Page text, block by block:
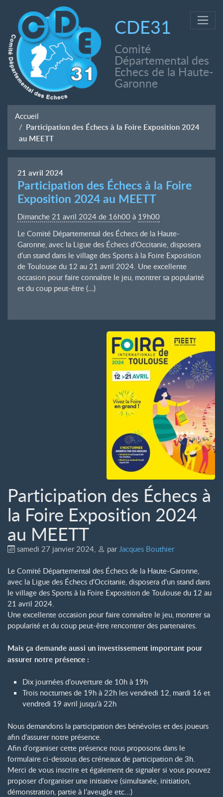
CDE31
Comité
Départemental des
Echecs de la Haute-
Garonne
Accueil
Participation des Échecs à la Foire Exposition 2024
au MEETT
21 avril 2024
Participation des Échecs à la Foire
Exposition 2024 au MEETT
Dimanche 21 avril 2024 de 16h00à 19h00
Le Comité Départemental des Échecs de la Haute-
Garonne, avec la Ligue des Échecs d’Occitanie, disposera
d’un stand dans le village des Sports à la Foire Exposition
de Toulouse du 12 au 21 avril 2024. Une excellente
occasion pour faire connaître le jeu, montrer sa popularité
et du coup peut-être (…)
Participation des Échecs à
la Foire Exposition 2024
au MEETT
samedi 27 janvier 2024 par Jacques Bouthier
Le Comité Départemental des Échecs de la Haute-Garonne,
avec la Ligue des Échecs d’Occitanie, disposera d’un stand dans
le village des Sports à la Foire Exposition de Toulouse du 12 au
21 avril 2024.
Une excellente occasion pour faire connaître le jeu, montrer sa
popularité et du coup peut-être rencontrer des partenaires.
Mais ça demande aussi un investissement important pour
assurer notre présence :
Dix journées d’ouverture de 10h à 19h
Trois nocturnes de 19h à 22h les vendredi 12, mardi 16 et
vendredi 19 avril jusqu’à 22h
Nous demandons la participation des bénévoles et des joueurs
afin d’assurer notre présence.
Afin d’organiser cette présence nous proposons dans le
formulaire ci-dessous des créneaux de participation de 3h.
Merci de vous inscrire et également de signaler si vous pouvez
proposer d’organiser une initiative (simultanée, initiation,
démonstration, partie à l’aveugle etc...)